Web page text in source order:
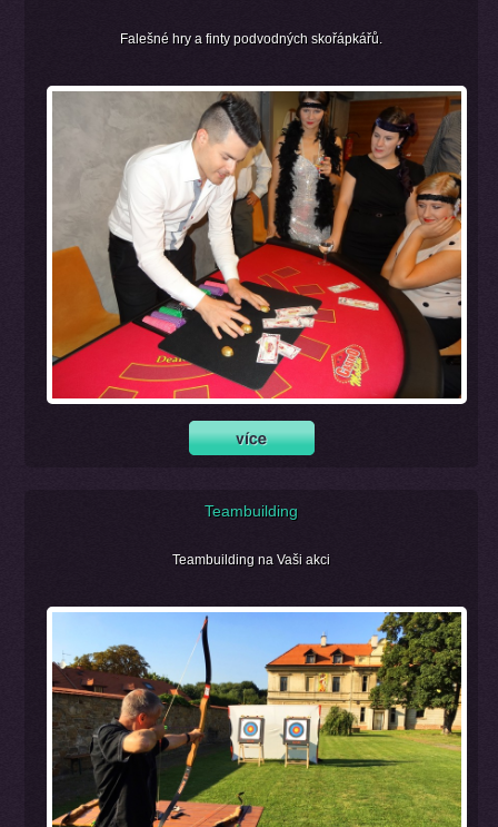
Falešné hry a finty podvodných skořápkářů.
Teambuilding
Teambuilding na Vaši akci